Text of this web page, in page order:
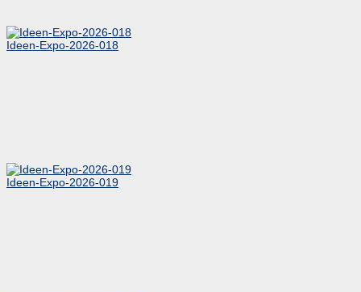
Ideen-Expo-2026-018
Ideen-Expo-2026-019